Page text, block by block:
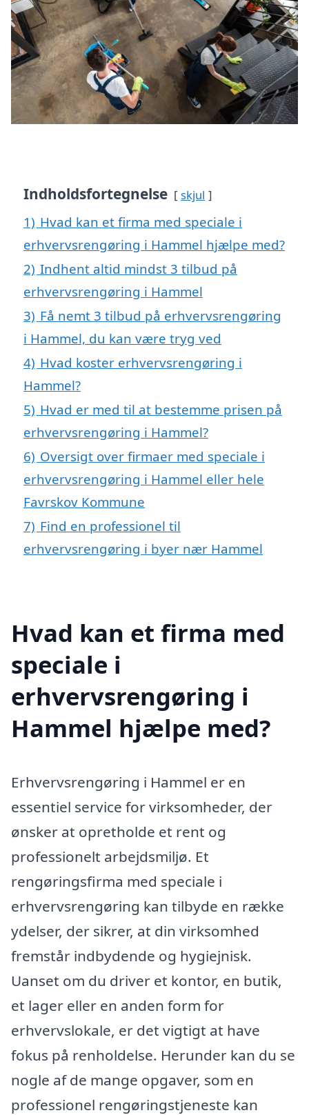
Indholdsfortegnelse skjul
1) Hvad kan et firma med speciale i
erhvervsrengøring i Hammel hjælpe med?
2) Indhent altid mindst 3 tilbud på
erhvervsrengøring i Hammel
3) Få nemt 3 tilbud på erhvervsrengøring
i Hammel, du kan være tryg ved
4) Hvad koster erhvervsrengøring i
Hammel?
5) Hvad er med til at bestemme prisen på
erhvervsrengøring i Hammel?
6) Oversigt over firmaer med speciale i
erhvervsrengøring i Hammel eller hele
Favrskov Kommune
7) Find en professionel til
erhvervsrengøring i byer nær Hammel
Hvad kan et firma med
speciale i
erhvervsrengøring i
Hammel hjælpe med?
Erhvervsrengøring i Hammel er en
essentiel service for virksomheder, der
ønsker at opretholde et rent og
professionelt arbejdsmiljø. Et
rengøringsfirma med speciale i
erhvervsrengøring kan tilbyde en række
ydelser, der sikrer, at din virksomhed
fremstår indbydende og hygiejnisk.
Uanset om du driver et kontor, en butik,
et lager eller en anden form for
erhvervslokale, er det vigtigt at have
fokus på renholdelse. Herunder kan du se
nogle af de mange opgaver, som en
professionel rengøringstjeneste kan